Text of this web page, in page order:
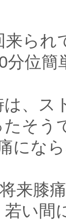
来られ
分位
、ス
たそう
にな
来膝
い間